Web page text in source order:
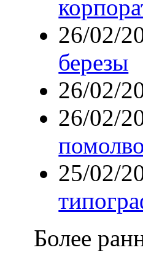
26/02/
березы
26/02/
26/02/
25/02/
Более